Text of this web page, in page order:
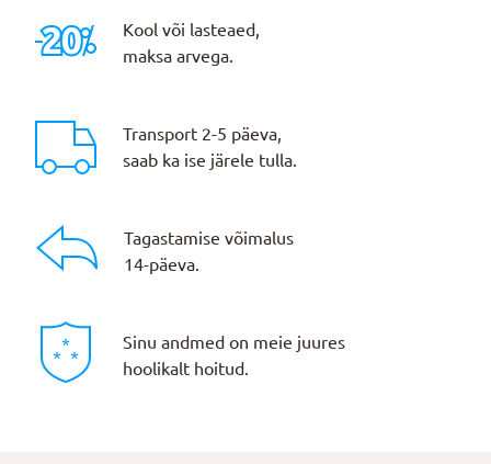
Kool või lasteaed,
maksa arvega.
Transport 2-5 päeva,
saab ka ise järele tulla.
Tagastamise võimalus
14-päeva.
Sinu andmed on meie juures
hoolikalt hoitud.